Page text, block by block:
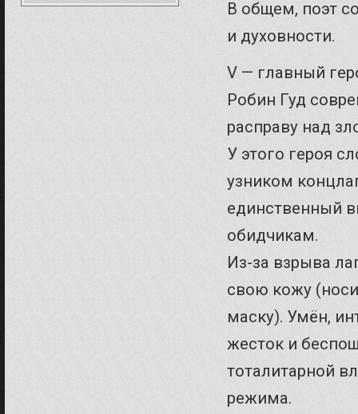
В общем, поэт
и духовности.
V — главный
Робин Гуд
расправу над
У этого героя
узником
единственный
обидчикам.
Из-за взрыва
свою кожу
маску). Умён,
жесток и
тоталитарной
режима.